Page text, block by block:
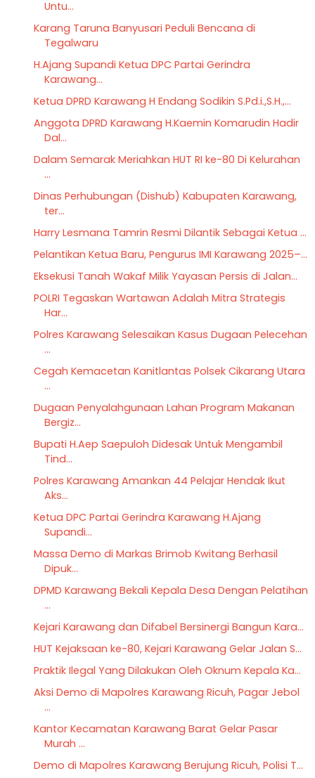
Untu...
Karang Taruna Banyusari Peduli Bencana di
Tegalwaru
H.Ajang Supandi Ketua DPC Partai Gerindra
Karawang...
Ketua DPRD Karawang H Endang Sodikin S.Pd.i.,S.H.,...
Anggota DPRD Karawang H.Kaemin Komarudin Hadir
Dal...
Dalam Semarak Meriahkan HUT RI ke-80 Di Kelurahan
...
Dinas Perhubungan (Dishub) Kabupaten Karawang,
ter...
Harry Lesmana Tamrin Resmi Dilantik Sebagai Ketua ...
Pelantikan Ketua Baru, Pengurus IMI Karawang 2025–...
Eksekusi Tanah Wakaf Milik Yayasan Persis di Jalan...
POLRI Tegaskan Wartawan Adalah Mitra Strategis
Har...
Polres Karawang Selesaikan Kasus Dugaan Pelecehan
...
Cegah Kemacetan Kanitlantas Polsek Cikarang Utara
...
Dugaan Penyalahgunaan Lahan Program Makanan
Bergiz...
Bupati H.Aep Saepuloh Didesak Untuk Mengambil
Tind...
Polres Karawang Amankan 44 Pelajar Hendak Ikut
Aks...
Ketua DPC Partai Gerindra Karawang H.Ajang
Supandi...
Massa Demo di Markas Brimob Kwitang Berhasil
Dipuk...
DPMD Karawang Bekali Kepala Desa Dengan Pelatihan
...
Kejari Karawang dan Difabel Bersinergi Bangun Kara...
HUT Kejaksaan ke-80, Kejari Karawang Gelar Jalan S...
Praktik Ilegal Yang Dilakukan Oleh Oknum Kepala Ka...
Aksi Demo di Mapolres Karawang Ricuh, Pagar Jebol
...
Kantor Kecamatan Karawang Barat Gelar Pasar
Murah ...
Demo di Mapolres Karawang Berujung Ricuh, Polisi T...